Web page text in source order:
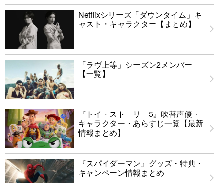
Netflixシリーズ「ダウンタイム」キ
ャスト・キャラクター【まとめ】
「ラヴ上等」シーズン2メンバー
【一覧】
『トイ・ストーリー5』吹替声優・
キャラクター・あらすじ一覧【最新
情報まとめ】
『スパイダーマン』グッズ・特典・
キャンペーン情報まとめ